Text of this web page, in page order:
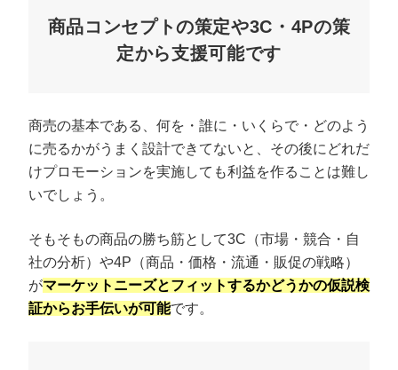
商品コンセプトの策定や3C・4Pの策
定から支援可能です
商売の基本である、何を・誰に・いくらで・どのよう
に売るかがうまく設計できてないと、その後にどれだ
けプロモーションを実施しても利益を作ることは難し
いでしょう。
そもそもの商品の勝ち筋として3C（市場・競合・自
社の分析）や4P（商品・価格・流通・販促の戦略）
がマーケットニーズとフィットするかどうかの仮説検
証からお手伝いが可能です。